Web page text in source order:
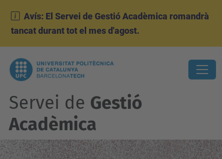
Avís: El Servei de Gestió Acadèmica romandrà
tancat durant tot el mes d'agost.
Servei de Gestió
Acadèmica